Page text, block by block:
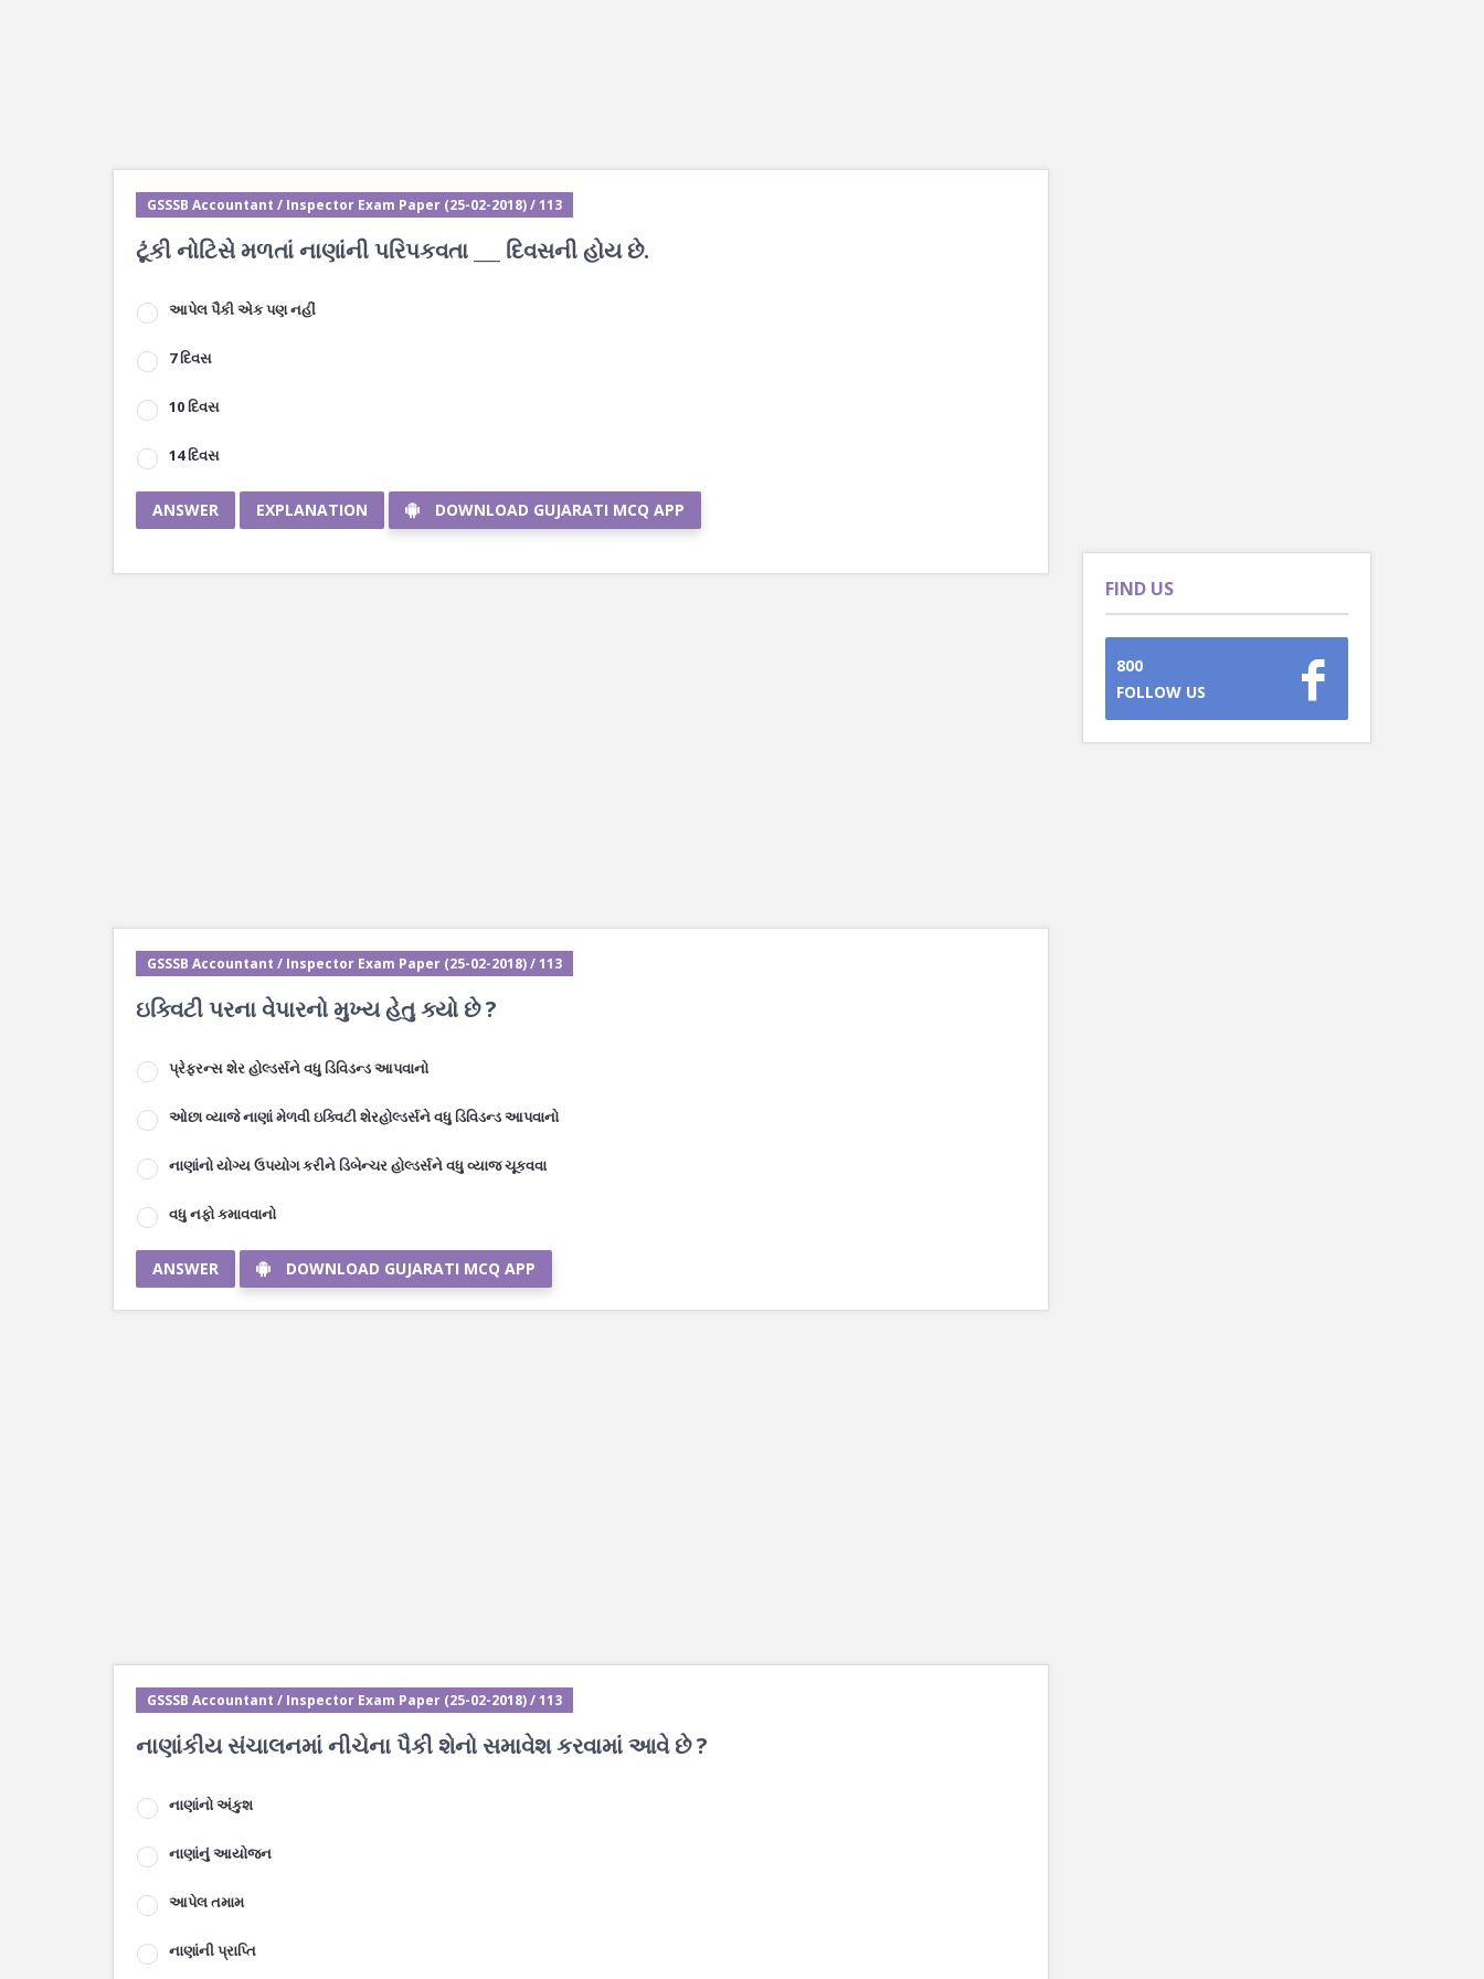
GSSSB Accountant / Inspector Exam Paper (25-02-2018) / 113
ટૂંકી નોટિસે મળતાં નાણાંની પરિપકવતા ___ દિવસની હોય છે.
આપેલ પૈકી એક પણ નહીં
7 દિવસ
10 દિવસ
14 દિવસ
ANSWER EXPLANATION DOWNLOAD GUJARATI MCQ APP
GSSSB Accountant / Inspector Exam Paper (25-02-2018) / 113
ઇક્વિટી પરના વેપારનો મુખ્ય હેતુ ક્યો છે ?
પ્રેફરન્સ શેર હોલ્ડર્સને વધુ ડિવિડન્ડ આપવાનો
ઓછા વ્યાજે નાણાં મેળવી ઇક્વિટી શેરહોલ્ડર્સને વધુ ડિવિડન્ડ આપવાનો
નાણાંનો યોગ્ય ઉપયોગ કરીને ડિબેન્ચર હોલ્ડર્સને વધુ વ્યાજ ચૂકવવા
વધુ નફો કમાવવાનો
ANSWER DOWNLOAD GUJARATI MCQ APP
GSSSB Accountant / Inspector Exam Paper (25-02-2018) / 113
નાણાંકીય સંચાલનમાં નીચેના પૈકી શેનો સમાવેશ કરવામાં આવે છે ?
નાણાંનો અંકુશ
નાણાંનું આયોજન
આપેલ તમામ
નાણાંની પ્રાપ્તિ
FIND US
800
FOLLOW US